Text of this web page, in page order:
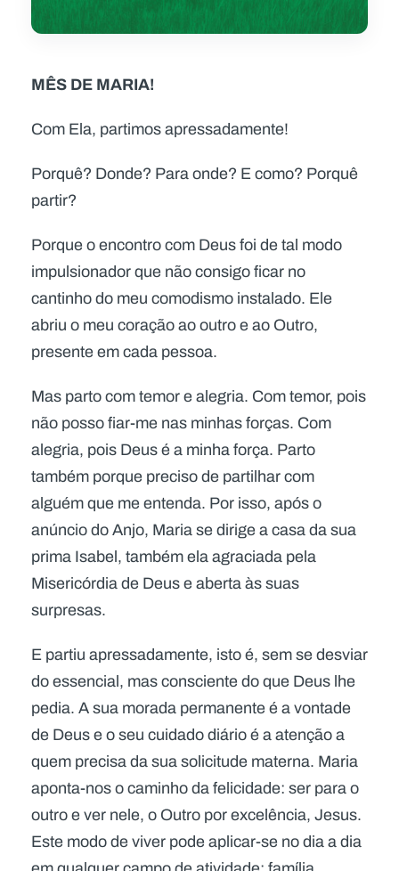
MÊS DE MARIA!
Com Ela, partimos apressadamente!
Porquê? Donde? Para onde? E como? Porquê
partir?
Porque o encontro com Deus foi de tal modo
impulsionador que não consigo ficar no
cantinho do meu comodismo instalado. Ele
abriu o meu coração ao outro e ao Outro,
presente em cada pessoa.
Mas parto com temor e alegria. Com temor, pois
não posso fiar-me nas minhas forças. Com
alegria, pois Deus é a minha força. Parto
também porque preciso de partilhar com
alguém que me entenda. Por isso, após o
anúncio do Anjo, Maria se dirige a casa da sua
prima Isabel, também ela agraciada pela
Misericórdia de Deus e aberta às suas
surpresas.
E partiu apressadamente, isto é, sem se desviar
do essencial, mas consciente do que Deus lhe
pedia. A sua morada permanente é a vontade
de Deus e o seu cuidado diário é a atenção a
quem precisa da sua solicitude materna. Maria
aponta-nos o caminho da felicidade: ser para o
outro e ver nele, o Outro por excelência, Jesus.
Este modo de viver pode aplicar-se no dia a dia